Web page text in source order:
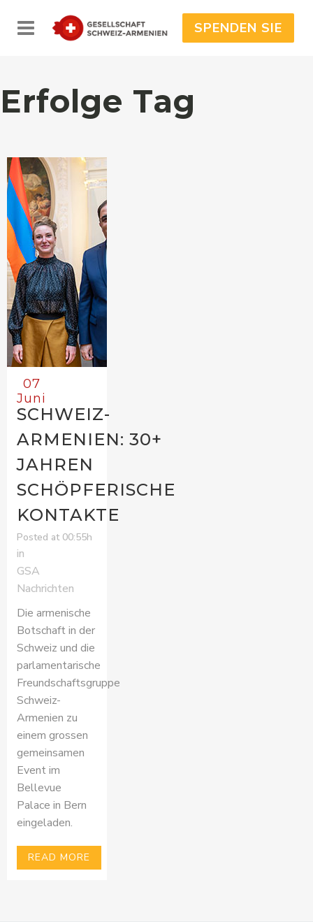
SPENDEN SIE
Erfolge Tag
07
Juni
SCHWEIZ-
ARMENIEN: 30+
JAHREN
SCHÖPFERISCHE
KONTAKTE
Posted at 00:55h
in
GSA
Nachrichten
Die armenische
Botschaft in der
Schweiz und die
parlamentarische
Freundschaftsgruppe
Schweiz-
Armenien zu
einem grossen
gemeinsamen
Event im
Bellevue
Palace in Bern
eingeladen.
READ MORE